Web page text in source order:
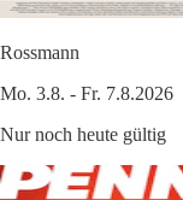
Rossmann
Mo. 3.8. - Fr. 7.8.2026
Nur noch heute gültig